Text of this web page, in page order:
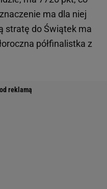
ma dla niej
stratę do Świątek ma
półfinalistka z